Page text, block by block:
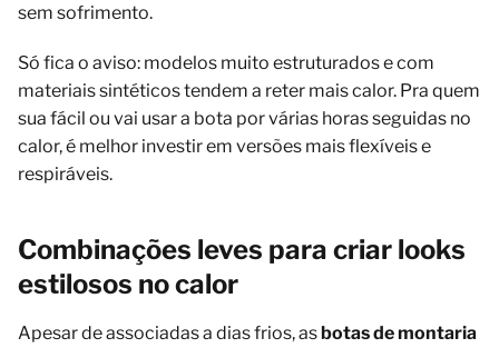
sem sofrimento.
Só fica o aviso: modelos muito estruturados e com
materiais sintéticos tendem a reter mais calor. Pra quem
sua fácil ou vai usar a bota por várias horas seguidas no
calor, é melhor investir em versões mais flexíveis e
respiráveis.
Combinações leves para criar looks
estilosos no calor
Apesar de associadas a dias frios, asbotas de montaria